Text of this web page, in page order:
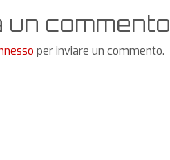
un commento
per inviare un commento.